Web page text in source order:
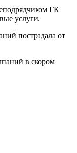
ГК
услуги.
пострадала от
в скором